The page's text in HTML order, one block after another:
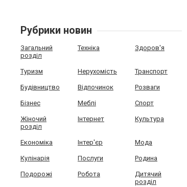
Рубрики новин
Загальний
розділ
Техніка Здоров'я
Туризм Нерухомість Транспорт
Будівництво Відпочинок Розваги
Бізнес Меблі Спорт
Жіночий
розділ
Інтернет Культура
Економіка Інтер'єр Мода
Кулінарія Послуги Родина
Подорожі Робота
Дитячий
розділ